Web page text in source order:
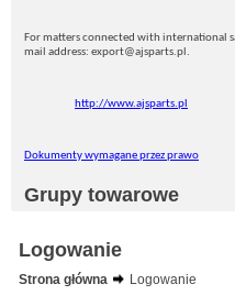
For matters connected with international
mail address: export@ajsparts.pl.
http://www.ajsparts.pl
Dokumenty wymagane przez prawo
Grupy towarowe
Logowanie
Strona główna
Logowanie